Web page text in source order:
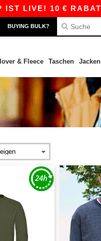
10 € RABATT AB 80
BUYING BULK?
& Fleece Taschen Jacken